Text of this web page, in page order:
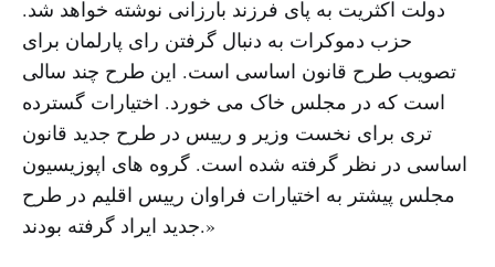
دولت اکثریت به پای فرزند بارزانی نوشته خواهد شد.
حزب دموکرات به دنبال گرفتن رای پارلمان برای
تصویب طرح قانون اساسی است. این طرح چند سالی
است که در مجلس خاک می خورد. اختیارات گسترده
تری برای نخست وزیر و رییس در طرح جدید قانون
اساسی در نظر گرفته شده است. گروه های اپوزیسیون
مجلس پیشتر به اختیارات فراوان رییس اقلیم در طرح
جدید ایراد گرفته بودند.»